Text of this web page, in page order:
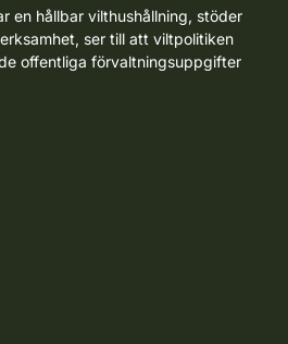
en hållbar vilthushållning, stöder
ser till att viltpolitiken
offentliga förvaltningsuppgifter